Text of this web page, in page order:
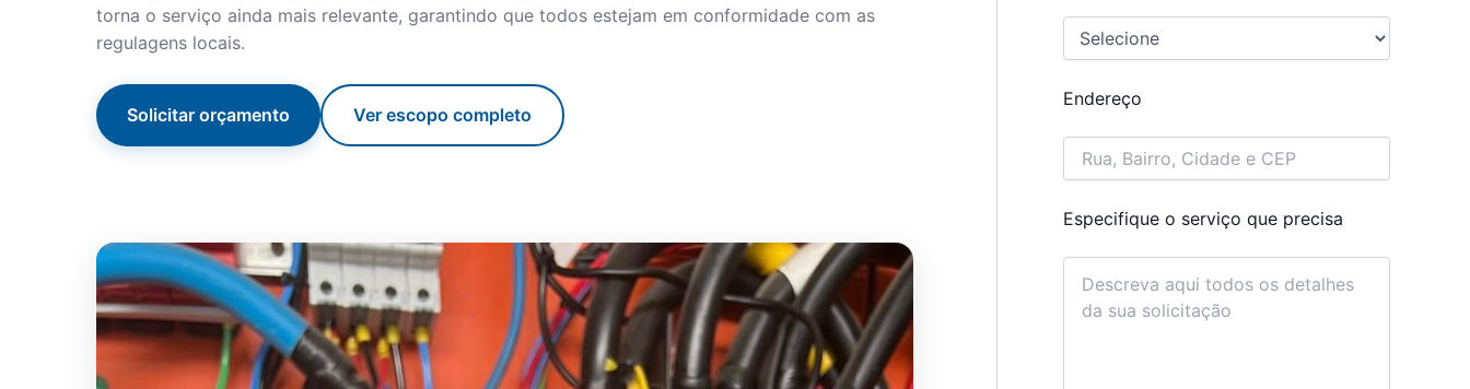
torna o serviço ainda mais relevante, garantindo que todos estejam em conformidade com as
regulagens locais.
Solicitar orçamento Ver escopo completo
Endereço
Especifique o serviço que precisa